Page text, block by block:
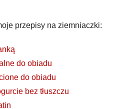
przepisy na ziemniaczki:
do obiadu
do obiadu
bez tłuszczu